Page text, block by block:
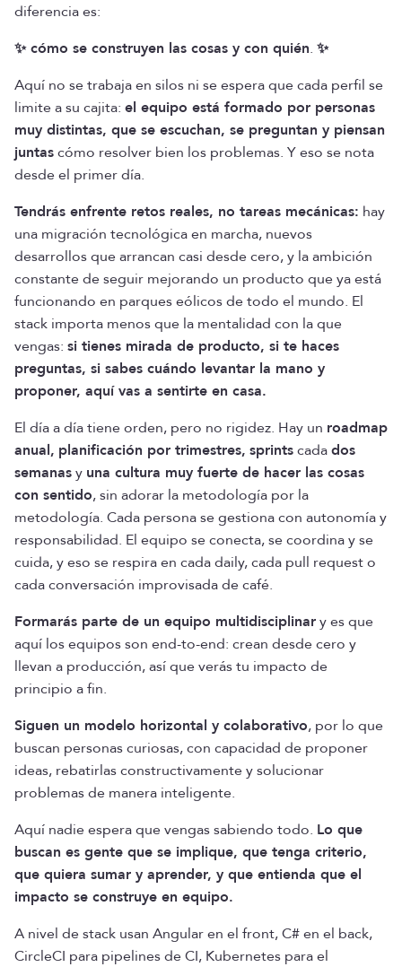
diferencia es:
✨ cómo se construyen las cosas y con quién. ✨
Aquí no se trabaja en silos ni se espera que cada perfil se
limite a su cajita: el equipo está formado por personas
muy distintas, que se escuchan, se preguntan y piensan
juntascómo resolver bien los problemas. Y eso se nota
desde el primer día.
Tendrás enfrente retos reales, no tareas mecánicas: hay
una migración tecnológica en marcha, nuevos
desarrollos que arrancan casi desde cero, y la ambición
constante de seguir mejorando un producto que ya está
funcionando en parques eólicos de todo el mundo. El
stack importa menos que la mentalidad con la que
vengas: si tienes mirada de producto, si te haces
preguntas, si sabes cuándo levantar la mano y
proponer, aquí vas a sentirte en casa.
El día a día tiene orden, pero no rigidez. Hay un roadmap
anual, planificación por trimestres, sprintscadados
semanasy una cultura muy fuerte de hacer las cosas
con sentido, sin adorar la metodología por la
metodología. Cada persona se gestiona con autonomía y
responsabilidad. El equipo se conecta, se coordina y se
cuida, y eso se respira en cada daily, cada pull request o
cada conversación improvisada de café.
Formarás parte de un equipo multidisciplinary es que
aquí los equipos son end-to-end: crean desde cero y
llevan a producción, así que verás tu impacto de
principio a fin.
Siguen un modelo horizontal y colaborativo, por lo que
buscan personas curiosas, con capacidad de proponer
ideas, rebatirlas constructivamente y solucionar
problemas de manera inteligente.
Aquí nadie espera que vengas sabiendo todo. Lo que
buscan es gente que se implique, que tenga criterio,
que quiera sumar y aprender, y que entienda que el
impacto se construye en equipo.
A nivel de stack usan Angular en el front, C# en el back,
CircleCI para pipelines de CI, Kubernetes para el